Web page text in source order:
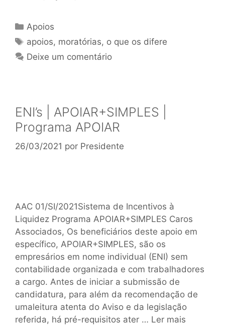
Apoios
apoios, moratórias, o que os difere
Deixe um comentário
ENI’s | APOIAR+SIMPLES |
Programa APOIAR
26/03/2021 por Presidente
AAC 01/SI/2021Sistema de Incentivos à
Liquidez Programa APOIAR+SIMPLES Caros
Associados, Os beneficiários deste apoio em
específico, APOIAR+SIMPLES, são os
empresários em nome individual (ENI) sem
contabilidade organizada e com trabalhadores
a cargo. Antes de iniciar a submissão de
candidatura, para além da recomendação de
umaleitura atenta do Aviso e da legislação
referida, há pré-requisitos ater … Ler mais